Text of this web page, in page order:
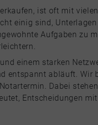
ist oft mit
einig sind,
Aufgaben zu
einem starken
entspannt abläuft. Wir
Dabei
Entscheidungen